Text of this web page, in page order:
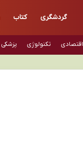
گردشگری کتاب
اقتصادی تکنولوژی پزشکی